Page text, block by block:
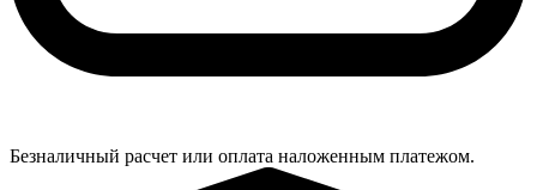
Безналичный расчет или оплата наложенным платежом.